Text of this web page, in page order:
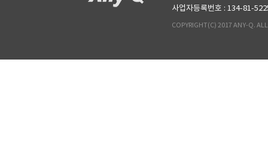
사업자등록번호 : 134-81-
COPYRIGHT(C) 2017 ANY-Q. ALL